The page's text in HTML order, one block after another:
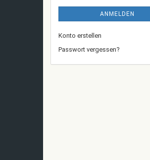
ANMELDEN
Konto erstellen
Passwort vergessen?